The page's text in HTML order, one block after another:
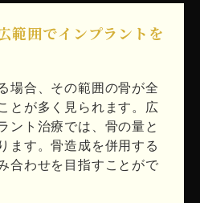
範囲でインプラントを
場合、その範囲の骨が全
とが多く見られます。広
ント治療では、骨の量と
ます。骨造成を併用する
合わせを目指すことがで